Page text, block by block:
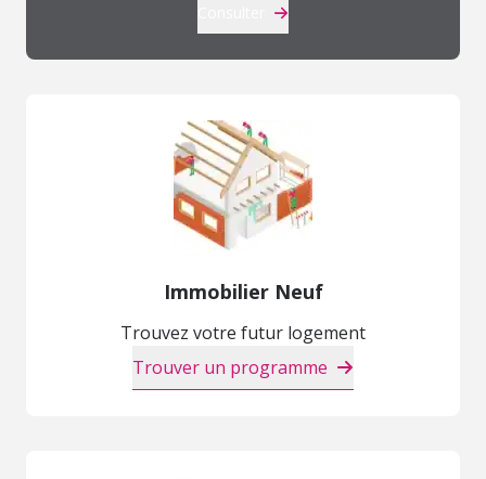
Immobilier Neuf
Trouvez votre futur logement
Trouver un programme